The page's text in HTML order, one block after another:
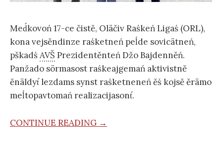
Med́kovoń 17-ce čistě, Oläčiv Raśkeń Ligaś (ORL),
kona vejsěndinze raśketneń peĺde sovicätneń,
pškadśAVŠ Prezidentěnteń Džo Bajdenněń.
Panžado sörmasost raśkeajgemań aktivistně
ěnäldyt́ lezdams synst raśketneneń ěś kojsě ěrämo
meĺtopavtomań realizacijasont́.
CONTINUE READING →